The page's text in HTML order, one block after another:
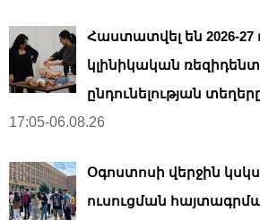
Հաստատվել են 2026-
կլինիկական
ընդունելության
17:05-06.08.26
Օգոստոսի վերջին
ուսուցման